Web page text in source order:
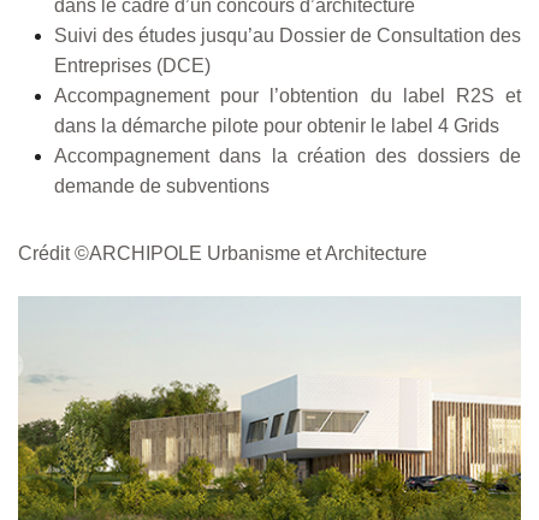
dans le cadre d’un concours d’architecture
Suivi des études jusqu’au Dossier de Consultation des
Entreprises (DCE)
Accompagnement pour l’obtention du label R2S et
dans la démarche pilote pour obtenir le label 4 Grids
Accompagnement dans la création des dossiers de
demande de subventions
Crédit©ARCHIPOLE Urbanisme et Architecture